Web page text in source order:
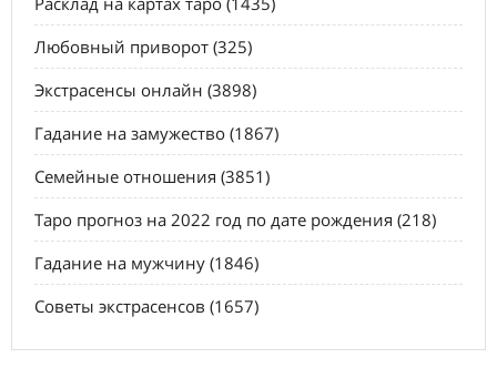
Любовный приворот (325)
Экстрасенсы онлайн (3898)
Гадание на замужество (1867)
Семейные отношения (3851)
Таро прогноз на 2022 год по дате рождения (218)
Гадание на мужчину (1846)
Советы экстрасенсов (1657)